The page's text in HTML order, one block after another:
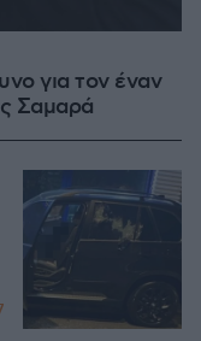
για τον έναν
Σαμαρά